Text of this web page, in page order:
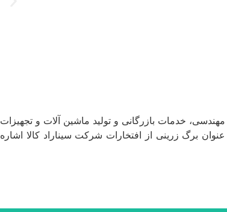
خدمات بازرگانی و تولید ماشین آلات و تجهیزات
برگ زرینی از افتخارات شرکت سیناراد کالا اشاره